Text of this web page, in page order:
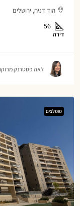
הוד דניה, ירושלים
56
דירה
לאה פסטרנק מרוקו
מומלצים